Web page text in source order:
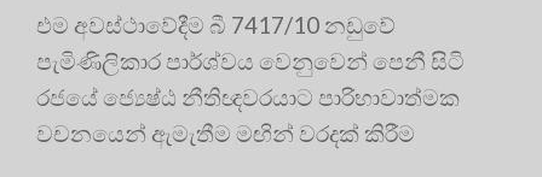
එම අවස්ථාවේදීම බී 7417/10 නඩුවේ
පැමිණිලිකාර පාර්ශ්වය වෙනුවෙන් පෙනී සිටි
රජයේ ජ්‍යෙෂ්ඨ නීතිඥවරයාට පාරිභාවාත්මක
වචනයෙන් ඇමැතීම මඟින් වරදක් කිරීම